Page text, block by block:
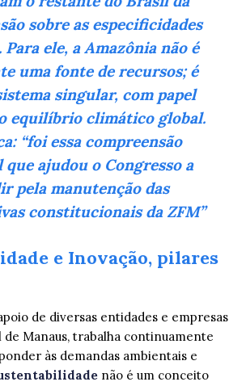
sobre as especificidades
Para ele, a Amazônia não é
uma fonte de recursos; é
singular, com papel
equilíbrio climático global.
“foi essa compreensão
que ajudou o Congresso a
pela manutenção das
constitucionais da ZFM”
e Inovação, pilares
de diversas entidades e empresas
Manaus, trabalha continuamente
às demandas ambientais e
não é um conceito